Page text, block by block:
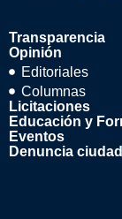
Transparencia
Opinión
Editoriales
Columnas
Licitaciones
Educación y
Eventos
Denuncia